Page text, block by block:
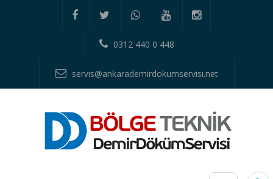
0312 440 0 448
servis@ankarademirdokumservisi.net